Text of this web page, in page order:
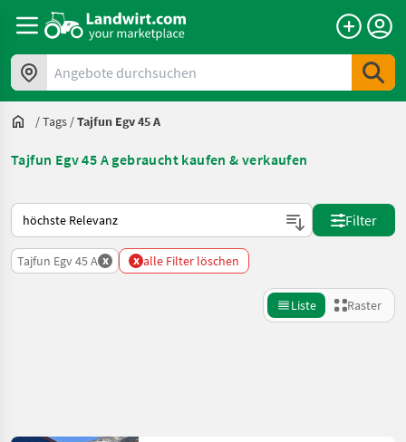
Angebote durchsuchen
/Tags /Tajfun Egv 45 A
Tajfun Egv 45 A gebraucht kaufen & verkaufen
So wird auf Landwirt.com sortiert
Filter
Tajfun Egv 45 A x x alle Filter löschen
Liste Raster